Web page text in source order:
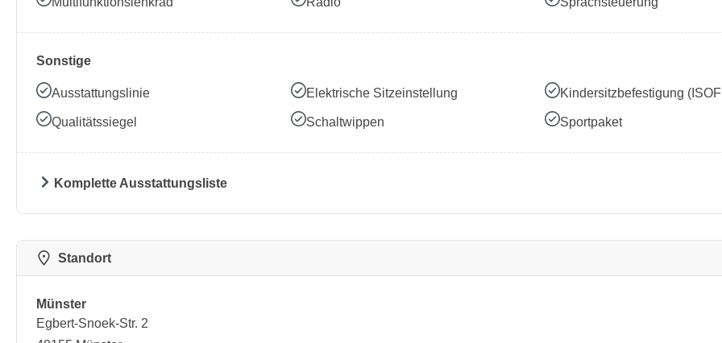
Sonstige
Ausstattungslinie Elektrische Sitzeinstellung Kindersitzbefestigung
Qualitätssiegel Schaltwippen Sportpaket
Komplette Ausstattungsliste
Standort
Münster
Egbert-Snoek-Str. 2